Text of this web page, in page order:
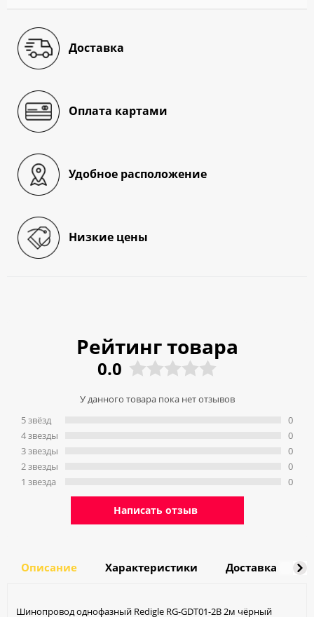
Доставка
Оплата картами
Удобное расположение
Низкие цены
Рейтинг товара
0.0
У данного товара пока нет отзывов
5 звёзд
4 звeзды
3 звeзды
2 звeзды
1 звeзда
0
0
0
0
0
Написать отзыв
Описание Характеристики Доставка
Шинопровод однофазный Redigle RG-GDT01-2B 2м чёрный